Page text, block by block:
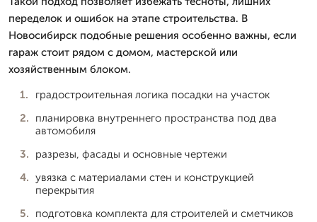
переделок и ошибок на этапе строительства. В
Новосибирск подобные решения особенно важны, если
гараж стоит рядом с домом, мастерской или
хозяйственным блоком.
градостроительная логика посадки на участок
планировка внутреннего пространства под два
автомобиля
разрезы, фасады и основные чертежи
увязка с материалами стен и конструкцией
перекрытия
подготовка комплекта для строителей и сметчиков